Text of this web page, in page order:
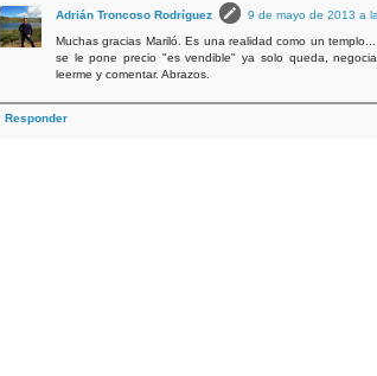
Adrián Troncoso Rodríguez
9 de mayo de 2013 a
Muchas gracias Mariló. Es una realidad como un
se le pone precio "es vendible" ya solo queda,
leerme y comentar. Abrazos.
Responder